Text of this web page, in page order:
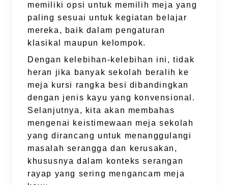
memiliki opsi untuk memilih meja yang
paling sesuai untuk kegiatan belajar
mereka, baik dalam pengaturan
klasikal maupun kelompok.
Dengan kelebihan-kelebihan ini, tidak
heran jika banyak sekolah beralih ke
meja kursi rangka besi dibandingkan
dengan jenis kayu yang konvensional.
Selanjutnya, kita akan membahas
mengenai keistimewaan meja sekolah
yang dirancang untuk menanggulangi
masalah serangga dan kerusakan,
khususnya dalam konteks serangan
rayap yang sering mengancam meja